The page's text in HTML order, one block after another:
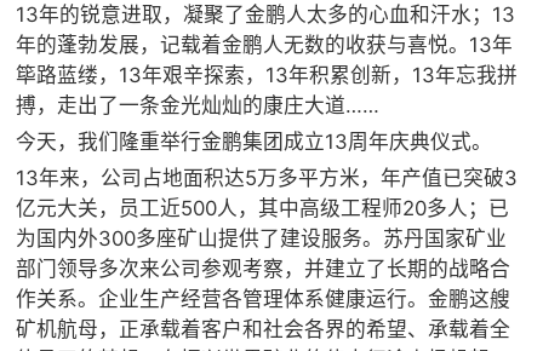
13年的锐意进取，凝聚了金鹏人太多的心血和汗水；13
年的蓬勃发展，记载着金鹏人无数的收获与喜悦。13年
筚路蓝缕，13年艰辛探索，13年积累创新，13年忘我拼
搏，走出了一条金光灿灿的康庄大道……
今天，我们隆重举行金鹏集团成立13周年庆典仪式。
13年来，公司占地面积达5万多平方米，年产值已突破3
亿元大关，员工近500人，其中高级工程师20多人；已
为国内外300多座矿山提供了建设服务。苏丹国家矿业
部门领导多次来公司参观考察，并建立了长期的战略合
作关系。企业生产经营各管理体系健康运行。金鹏这艘
矿机航母，正承载着客户和社会各界的希望、承载着全
 新闻中心
 矿山设计院
 选矿实验室
 关于金鹏
发展历程
企业文化